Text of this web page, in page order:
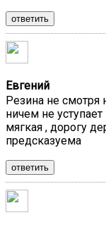
ответить
Евгений
Резина не
ничем не
мягкая , дорогу
предсказуема
ответить